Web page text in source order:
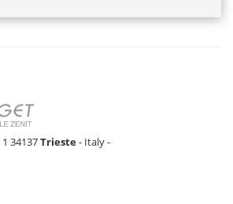
34137Trieste- Italy -